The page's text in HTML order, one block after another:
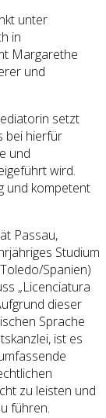
unter
in
Margarethe
und
setzt
bei hierfür
und
wird.
und kompetent
Passau,
Studium
Spanien)
„Licenciatura
dieser
Sprache
ist es
zu leisten und
führen.